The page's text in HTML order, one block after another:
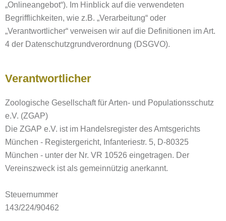
„Onlineangebot“). Im Hinblick auf die verwendeten
Begrifflichkeiten, wie z.B. „Verarbeitung“ oder
„Verantwortlicher“ verweisen wir auf die Definitionen im Art.
4 der Datenschutzgrundverordnung (DSGVO).
Verantwortlicher
Zoologische Gesellschaft für Arten- und Populationsschutz
e.V. (ZGAP)
Die ZGAP e.V. ist im Handelsregister des Amtsgerichts
München - Registergericht, Infanteriestr. 5, D-80325
München - unter der Nr. VR 10526 eingetragen. Der
Vereinszweck ist als gemeinnützig anerkannt.
Steuernummer
143/224/90462